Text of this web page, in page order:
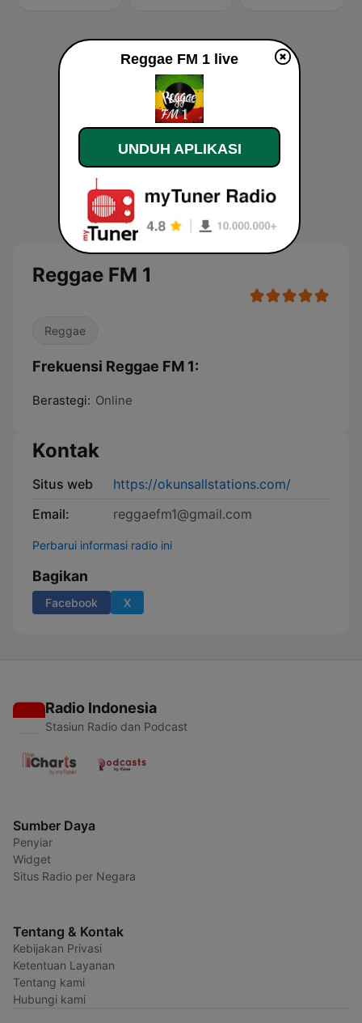
Reggae FM 1
Reggae
Frekuensi Reggae FM 1:
Berastegi: Online
Kontak
Situs web
https://okunsallstations.com/
Email:
reggaefm1@gmail.com
Perbarui informasi radio ini
Bagikan
Facebook X
Radio Indonesia
Stasiun Radio dan Podcast
Sumber Daya
Penyiar
Widget
Situs Radio per Negara
Tentang & Kontak
Kebijakan Privasi
Ketentuan Layanan
Tentang kami
Hubungi kami
Reggae FM 1 live
UNDUH APLIKASI